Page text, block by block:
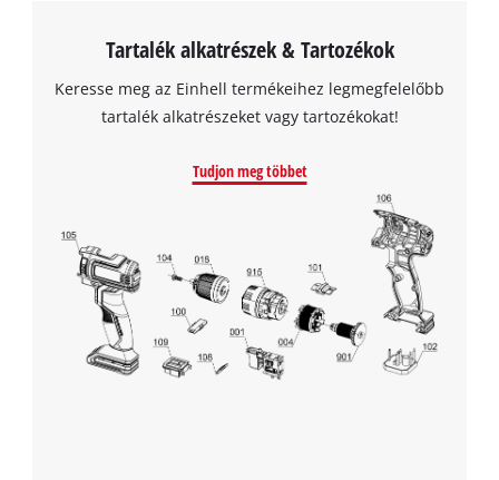
A Google Maps szolgáltatás betöltéséhez
szükségünk van az Ön jóváhagyására!
This content is not permitted to load due
to trackers that are not disclosed to the
Tartalék alkatrészek & Tartozékok
Keresse meg az Einhell termékeihez legmegfelelőbb
tartalék alkatrészeket vagy tartozékokat!
Tudjon meg többet